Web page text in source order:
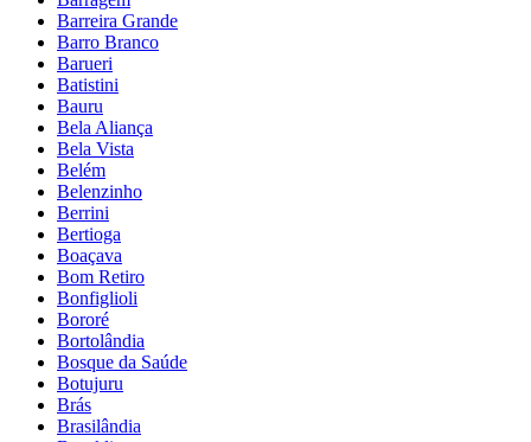
Barreira Grande
Barro Branco
Barueri
Batistini
Bauru
Bela Aliança
Bela Vista
Belém
Belenzinho
Berrini
Bertioga
Boaçava
Bom Retiro
Bonfiglioli
Bororé
Bortolândia
Bosque da Saúde
Botujuru
Brás
Brasilândia